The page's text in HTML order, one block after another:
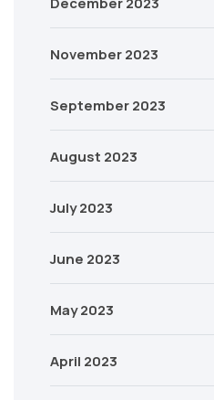
November 2023
September 2023
August 2023
July 2023
June 2023
May 2023
April 2023